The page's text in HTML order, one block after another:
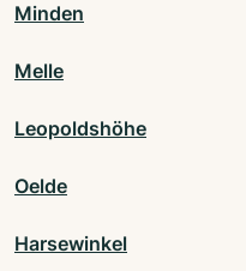
Minden
Melle
Leopoldshöhe
Oelde
Harsewinkel